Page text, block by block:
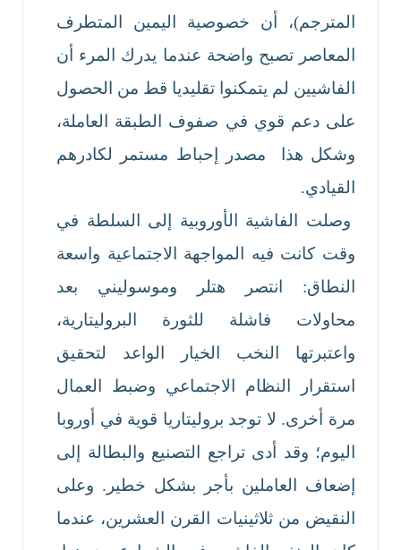
المترجم)، أن خصوصية اليمين المتطرف
المعاصر تصبح واضحة عندما يدرك المرء أن
الفاشيين لم يتمكنوا تقليديا قط من الحصول
على دعم قوي في صفوف الطبقة العاملة،
وشكل هذا مصدر إحباط مستمر لكادرهم
القيادي.
وصلت الفاشية الأوروبية إلى السلطة في
وقت كانت فيه المواجهة الاجتماعية واسعة
النطاق: انتصر هتلر وموسوليني بعد
محاولات فاشلة للثورة البروليتارية،
واعتبرتها النخب الخيار الواعد لتحقيق
استقرار النظام الاجتماعي وضبط العمال
مرة أخرى. لا توجد بروليتاريا قوية في أوروبا
اليوم؛ وقد أدى تراجع التصنيع والبطالة إلى
إضعاف العاملين بأجر بشكل خطير. وعلى
النقيض من ثلاثينيات القرن العشرين، عندما